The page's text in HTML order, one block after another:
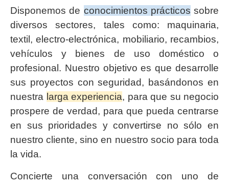
Disponemos de conocimientos prácticos sobre
diversos sectores, tales como: maquinaria,
textil, electro-electrónica, mobiliario, recambios,
vehículos y bienes de uso doméstico o
profesional. Nuestro objetivo es que desarrolle
sus proyectos con seguridad, basándonos en
nuestra larga experiencia, para que su negocio
prospere de verdad, para que pueda centrarse
en sus prioridades y convertirse no sólo en
nuestro cliente, sino en nuestro socio para toda
la vida.
Concierte una conversación con uno de